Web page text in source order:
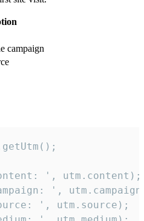
campaign
', utm.content);
',
', utm.source);